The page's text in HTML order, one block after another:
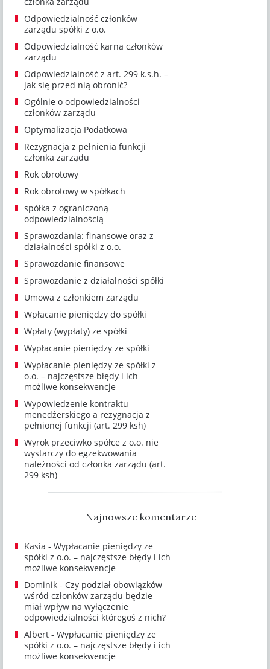
Odpowiedzialność członków
zarządu spółki z o.o.
Odpowiedzialność karna członków
zarządu
Odpowiedzialność z art. 299 k.s.h. –
jak się przed nią obronić?
Ogólnie o odpowiedzialności
członków zarządu
Optymalizacja Podatkowa
Rezygnacja z pełnienia funkcji
członka zarządu
Rok obrotowy
Rok obrotowy w spółkach
spółka z ograniczoną
odpowiedzialnością
Sprawozdania: finansowe oraz z
działalności spółki z o.o.
Sprawozdanie finansowe
Sprawozdanie z działalności spółki
Umowa z członkiem zarządu
Wpłacanie pieniędzy do spółki
Wpłaty (wypłaty) ze spółki
Wypłacanie pieniędzy ze spółki
Wypłacanie pieniędzy ze spółki z
o.o. – najczęstsze błędy i ich
możliwe konsekwencje
Wypowiedzenie kontraktu
menedżerskiego a rezygnacja z
pełnionej funkcji (art. 299 ksh)
Wyrok przeciwko spółce z o.o. nie
wystarczy do egzekwowania
należności od członka zarządu (art.
299 ksh)
Najnowsze komentarze
Kasia - Wypłacanie pieniędzy ze
spółki z o.o. – najczęstsze błędy i ich
możliwe konsekwencje
Dominik - Czy podział obowiązków
wśród członków zarządu będzie
miał wpływ na wyłączenie
odpowiedzialności któregoś z nich?
Albert - Wypłacanie pieniędzy ze
spółki z o.o. – najczęstsze błędy i ich
możliwe konsekwencje